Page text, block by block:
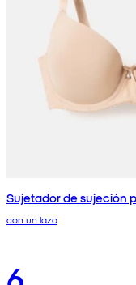
Sujetador de sujeción
con un lazo